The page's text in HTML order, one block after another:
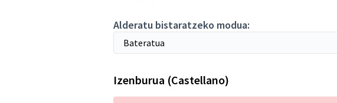
Alderatu bistaratzeko modua:
Izenburua (Castellano)